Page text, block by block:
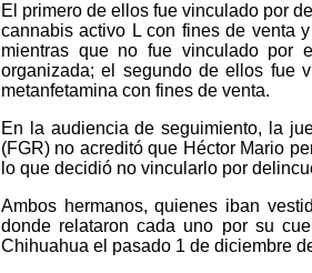
El primero de ellos fue vinculado por
cannabis activo L con fines de venta
mientras que no fue vinculado por
organizada; el segundo de ellos fue
metanfetamina con fines de venta.
En la audiencia de seguimiento, la
(FGR) no acreditó que Héctor Mario
lo que decidió no vincularlo por
Ambos hermanos, quienes iban
donde relataron cada uno por su
Chihuahua el pasado 1 de diciembre